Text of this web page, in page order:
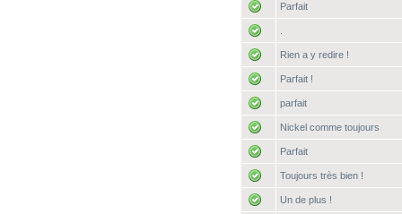
Parfait
Rien a y redire !
Parfait !
parfait
Nickel comme toujours
Parfait
Toujours très bien !
Un de plus !